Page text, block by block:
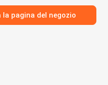
la pagina del negozio